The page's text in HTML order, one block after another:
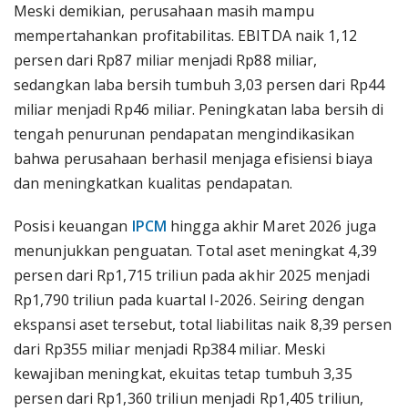
Meski demikian, perusahaan masih mampu
mempertahankan profitabilitas. EBITDA naik 1,12
persen dari Rp87 miliar menjadi Rp88 miliar,
sedangkan laba bersih tumbuh 3,03 persen dari Rp44
miliar menjadi Rp46 miliar. Peningkatan laba bersih di
tengah penurunan pendapatan mengindikasikan
bahwa perusahaan berhasil menjaga efisiensi biaya
dan meningkatkan kualitas pendapatan.
Posisi keuangan IPCM hingga akhir Maret 2026 juga
menunjukkan penguatan. Total aset meningkat 4,39
persen dari Rp1,715 triliun pada akhir 2025 menjadi
Rp1,790 triliun pada kuartal I-2026. Seiring dengan
ekspansi aset tersebut, total liabilitas naik 8,39 persen
dari Rp355 miliar menjadi Rp384 miliar. Meski
kewajiban meningkat, ekuitas tetap tumbuh 3,35
persen dari Rp1,360 triliun menjadi Rp1,405 triliun,